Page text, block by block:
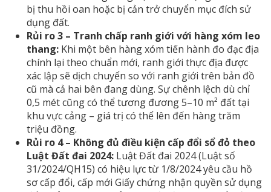
bị thu hồi oan hoặc bị cản trở chuyển mục đích sử
dụng đất.
Rủi ro 3 – Tranh chấp ranh giới với hàng xóm leo
thang: Khi một bên hàng xóm tiến hành đo đạc địa
chính lại theo chuẩn mới, ranh giới thực địa được
xác lập sẽ dịch chuyển so với ranh giới trên bản đồ
cũ mà cả hai bên đang dùng. Sự chênh lệch dù chỉ
0,5 mét cũng có thể tương đương 5–10 m² đất tại
khu vực cảng – giá trị có thể lên đến hàng trăm
triệu đồng.
Rủi ro 4 – Không đủ điều kiện cấp đổi sổ đỏ theo
Luật Đất đai 2024: Luật Đất đai 2024 (Luật số
31/2024/QH15) có hiệu lực từ 1/8/2024 yêu cầu hồ
sơ cấp đổi, cấp mới Giấy chứng nhận quyền sử dụng